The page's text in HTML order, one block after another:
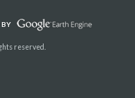
BY
reserved.